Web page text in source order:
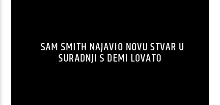
SAM SMITH NAJAVIO NOVU STVAR U
SURADNJI S DEMI LOVATO